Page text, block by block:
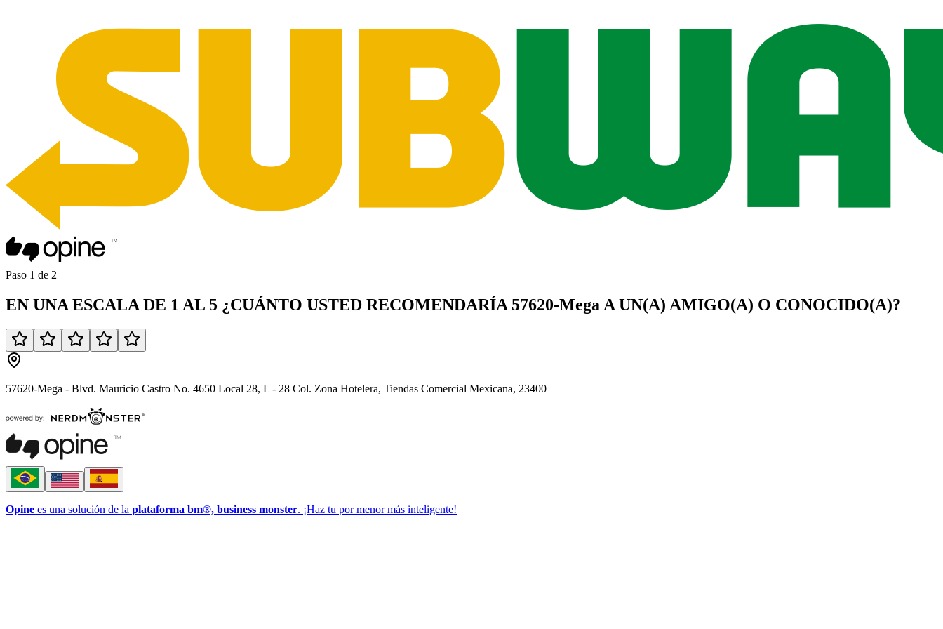
Paso 1 de 2
EN UNA ESCALA DE 1 AL 5 ¿CUÁNTO USTED RECOMENDARÍA 57620-Mega A UN(A) AMIGO(A) O CONOCIDO(A)?
57620-Mega - Blvd. Mauricio Castro No. 4650 Local 28, L - 28 Col. Zona Hotelera, Tiendas Comercial Mexicana, 23400
Opine es una solución de la plataforma bm®, business monster. ¡Haz tu por menor más inteligente!